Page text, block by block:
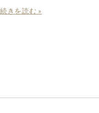
続きを読む »